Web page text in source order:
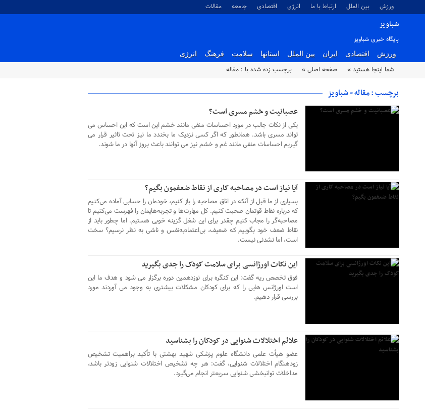
ورزش بین الملل ارتباط با ما انرژی اقتصادی جامعه مقالات
شباویز
پایگاه خبری شباویز
ورزش اقتصادی ایران بین الملل استانها سلامت فرهنگ انرژی
شما اینجا هستید » صفحه اصلی » برچسب زده شده با : مقاله
برچسب : مقاله - شباویز
۱۴ مهر ۱۴۰۲
عصبانیت و خشم مسری است؟
یکی از نکات جالب در مورد احساسات منفی مانند خشم این است که این احساس می
تواند مسری باشد. همانطور که اگر کسی نزدیک ما بخندد ما نیز تحت تاثیر قرار می
گیریم احساسات منفی مانند غم و خشم نیز می توانند باعث بروز آنها در ما شوند.
آیا نیاز است در مصاحبه کاری از نقاط ضعفمون بگیم؟
بسیاری از ما قبل از آنکه در اتاق مصاحبه را باز کنیم، خودمان را حسابی آماده می‌کنیم
که درباره نقاط قوتمان صحبت کنیم. کل مهارت‌ها و تجربه‌هایمان را فهرست می‌کنیم تا
مصاحبه‌گر را مجاب کنیم چقدر برای این شغل گزینه خوبی هستیم. اما چطور باید از
نقاط ضعف خود بگوییم که ضعیف، بی‌اعتمادبه‌نفس و ناشی به‌ نظر نرسیم؟ سخت
است، اما نشدنی نیست.
این نکات اورژانسی برای سلامت کودک را جدی بگیرید
فوق تخصص ریه گفت: این کنگره برای نوزدهمین دوره برگزار می شود و هدف ما این
است اورژانس هایی را که برای کودکان مشکلات بیشتری به وجود می آوردند مورد
بررسی قرار دهیم.
علائم اختلالات شنوایی در کودکان را بشناسید
عضو هیأت علمی دانشگاه علوم پزشکی شهید بهشتی با تأکید براهمیت تشخیص
زودهنگام اختلالات شنوایی، گفت: هر چه تشخیص اختلالات شنوایی زودتر باشد،
مداخلات توانبخشی شنوایی سریعتر انجام می‌گیرد.